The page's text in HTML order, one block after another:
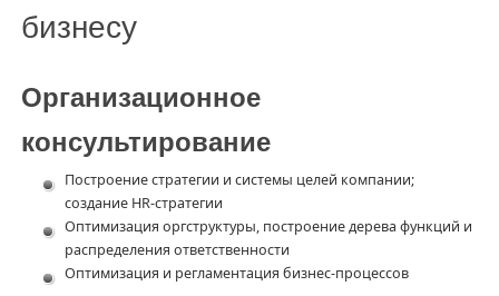
бизнесу
Организационное
консультирование
Построение стратегии и системы целей компании;
создание HR-стратегии
Оптимизация оргструктуры, построение дерева функций и
распределения ответственности
Оптимизация и регламентация бизнес-процессов